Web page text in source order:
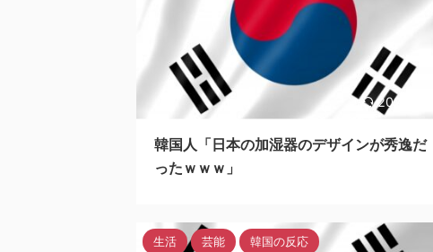
2023/11/6
韓国人「日本の加湿器のデザインが秀逸だ
ったｗｗｗ」
生活 芸能 韓国の反応